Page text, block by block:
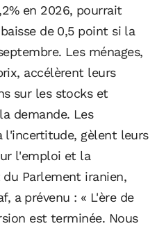
en 2026, pourrait
de 0,5 point si la
Les ménages,
accélèrent leurs
sur les stocks et
demande. Les
l'incertitude, gèlent leurs
l'emploi et la
Parlement iranien,
a prévenu : « L'ère de
est terminée. Nous